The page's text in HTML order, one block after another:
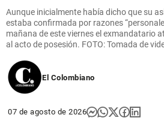
Aunque inicialmente había dicho que su
estaba confirmada por razones
mañana de este viernes el exmandatario
al acto de posesión. FOTO: Tomada de
El Colombiano
07 de agosto de 2026